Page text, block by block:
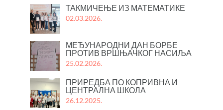
ТАКМИЧЕЊЕ ИЗ МАТЕМАТИКЕ
02.03.2026.
МЕЂУНАРОДНИ ДАН БОРБЕ
ПРОТИВ ВРШЊАЧКОГ НАСИЉА
25.02.2026.
ПРИРЕДБА ПО КОПРИВНА И
ЦЕНТРАЛНА ШКОЛА
26.12.2025.